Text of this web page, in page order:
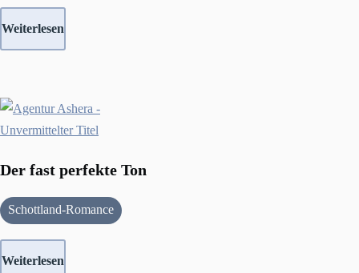
Weiterlesen
Der fast perfekte Ton
Schottland-Romance
Weiterlesen